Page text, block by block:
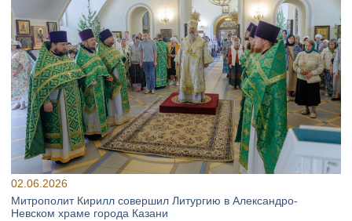
02.06.2026
Митрополит Кирилл совершил Литургию в Александро-
Невском храме города Казани